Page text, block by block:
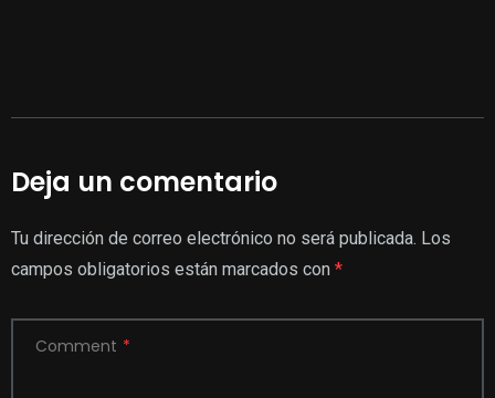
Deja un comentario
Tu dirección de correo electrónico no será publicada. Los
campos obligatorios están marcados con *
Comment *